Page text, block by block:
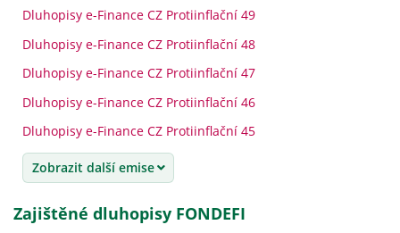
Dluhopisy e-Finance CZ Protiinflační 49
Dluhopisy e-Finance CZ Protiinflační 48
Dluhopisy e-Finance CZ Protiinflační 47
Dluhopisy e-Finance CZ Protiinflační 46
Dluhopisy e-Finance CZ Protiinflační 45
Zobrazit další emise
Zajištěné dluhopisy FONDEFI